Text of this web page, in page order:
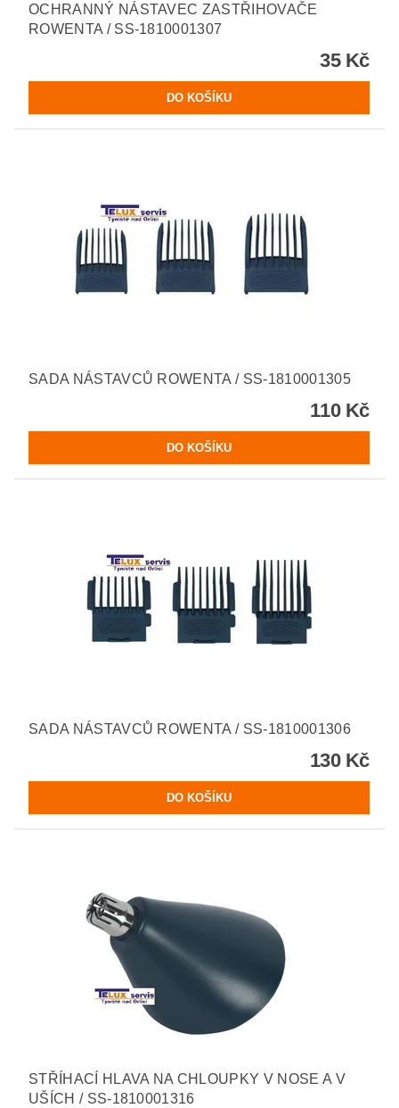
OCHRANNÝ NÁSTAVEC ZASTŘIHOVAČE
ROWENTA / SS-1810001307
35 Kč
SADA NÁSTAVCŮ ROWENTA / SS-1810001305
110 Kč
SADA NÁSTAVCŮ ROWENTA / SS-1810001306
130 Kč
STŘÍHACÍ HLAVA NA CHLOUPKY V NOSE A V
UŠÍCH / SS-1810001316